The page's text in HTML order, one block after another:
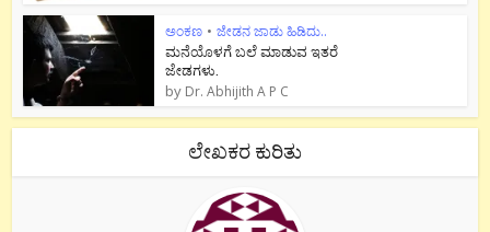
ಅಂಕಣ • ಜೇಡನ ಜಾಡು ಹಿಡಿದು..
ಮನೆಯೊಳಗೆ ಬಲೆ ಮಾಡುವ ಇತರೆ
ಜೇಡಗಳು.
by Dr. Abhijith A P C
ಲೇಖಕರ ಕುರಿತು